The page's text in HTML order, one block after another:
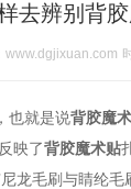
去辨别背
www.dgjixuan.com
也就是说背胶魔
映了背胶魔术贴
龙毛刷与睛纶